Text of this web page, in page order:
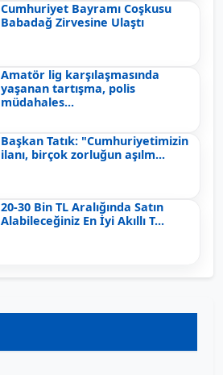
Cumhuriyet Bayramı Coşkusu
Babadağ Zirvesine Ulaştı
Amatör lig karşılaşmasında
yaşanan tartışma, polis
müdahales...
Başkan Tatık: "Cumhuriyetimizin
ilanı, birçok zorluğun aşılm...
20-30 Bin TL Aralığında Satın
Alabileceğiniz En İyi Akıllı T...